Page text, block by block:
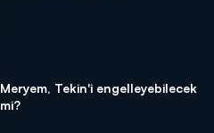
Meryem, Tekin'i engelleyebilecek
mi?